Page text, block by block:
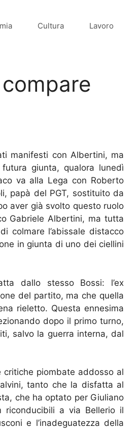
Cultura Lavoro
manifesti con Albertini, ma
giunta, qualora lunedì
va alla Lega con Roberto
papà del PGT, sostituito da
aver già svolto questo ruolo
Gabriele Albertini, ma tutta
colmare l’abissale distacco
in giunta di uno dei ciellini
dallo stesso Bossi: l’ex
del partito, ma che quella
rieletto. Questa ennesima
dopo il primo turno,
salvo la guerra interna, dal
piombate addosso al
tanto che la disfatta al
che ha optato per Giuliano
riconducibili a via Bellerio il
e l’inadeguatezza della